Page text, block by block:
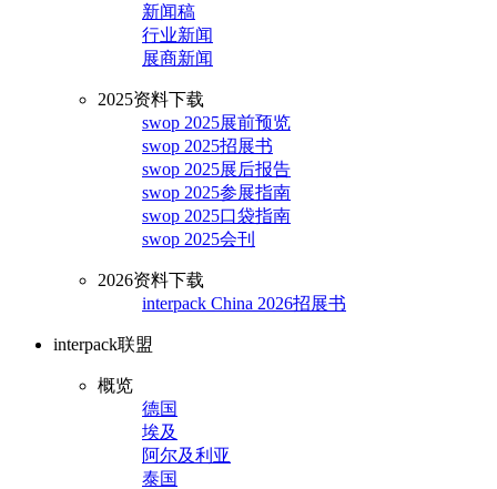
新闻稿
行业新闻
展商新闻
2025资料下载
swop 2025展前预览
swop 2025招展书
swop 2025展后报告
swop 2025参展指南
swop 2025口袋指南
swop 2025会刊
2026资料下载
interpack China 2026招展书
interpack联盟
概览
德国
埃及
阿尔及利亚
泰国